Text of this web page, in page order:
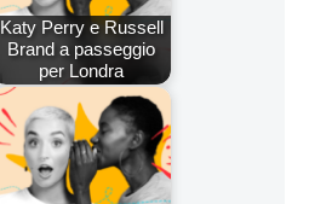
Katy Perry e Russell
Brand a passeggio
per Londra